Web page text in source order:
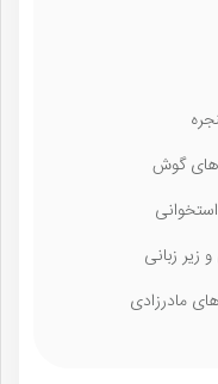
های گوش
زیر زبانی
مادرزادی